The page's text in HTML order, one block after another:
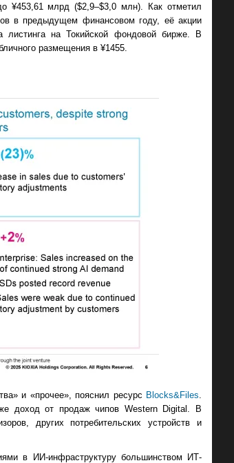
¥453,61 млрд ($2,9–$3,0 млн). Как отметил
в предыдущем финансовом году, её акции
на Токийской фондовой бирже. В
размещения в ¥1455.
и «прочее», пояснил ресурс Blocks​&​Files
доход от продаж чипов Western Digital. В
других потребительских устройств и
в ИИ-инфраструктуру большинством ИТ-